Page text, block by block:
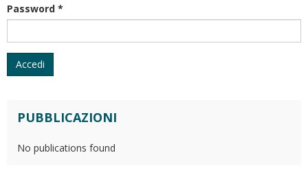
Password *
Accedi
PUBBLICAZIONI
No publications found